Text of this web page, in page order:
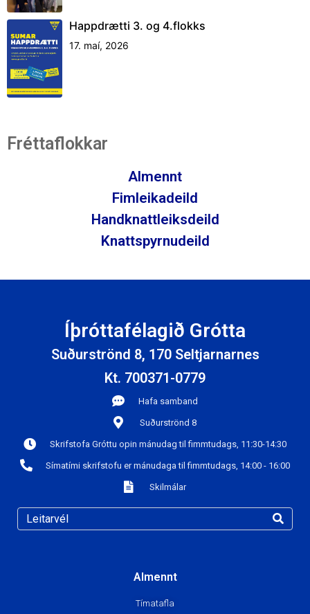
Happdrætti 3. og 4.flokks
17. maí, 2026
Fréttaflokkar
Almennt
Fimleikadeild
Handknattleiksdeild
Knattspyrnudeild
Íþróttafélagið Grótta
Suðurströnd 8, 170 Seltjarnarnes
Kt. 700371-0779
Hafa samband
Suðurströnd 8
Skrifstofa Gróttu opin mánudag til fimmtudags, 11:30-14:30
Símatími skrifstofu er mánudaga til fimmtudags, 14:00 - 16:00
Skilmálar
Almennt
Tímatafla